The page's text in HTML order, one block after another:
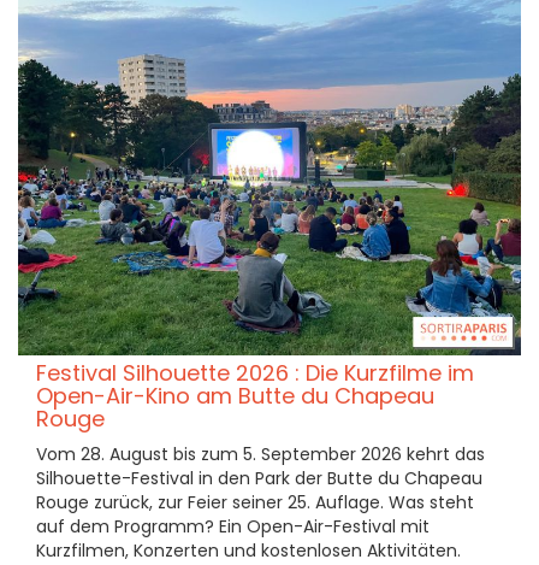
Festival Silhouette 2026 : Die Kurzfilme im
Open-Air-Kino am Butte du Chapeau
Rouge
Vom 28. August bis zum 5. September 2026 kehrt das
Silhouette-Festival in den Park der Butte du Chapeau
Rouge zurück, zur Feier seiner 25. Auflage. Was steht
auf dem Programm? Ein Open-Air-Festival mit
Kurzfilmen, Konzerten und kostenlosen Aktivitäten.